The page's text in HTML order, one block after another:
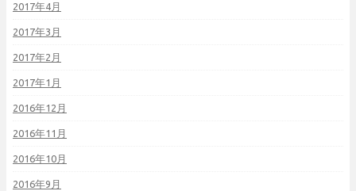
2017年4月
2017年3月
2017年2月
2017年1月
2016年12月
2016年11月
2016年10月
2016年9月